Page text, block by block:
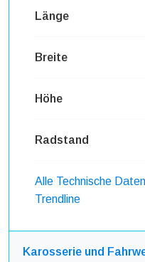
Länge
Breite
Höhe
Radstand
Alle Technische
Trendline
Karosserie und